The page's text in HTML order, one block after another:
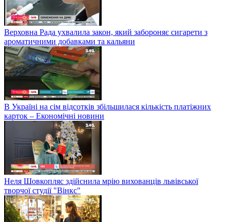
Верховна Рада ухвалила закон, який забороняє сигарети з
ароматичними добавками та кальяни
В Україні на сім відсотків збільшилася кількість платіжних
карток – Економічні новини
Неля Шовкопляс здійснила мрію вихованців львівської
творчої студії "Вінкс"